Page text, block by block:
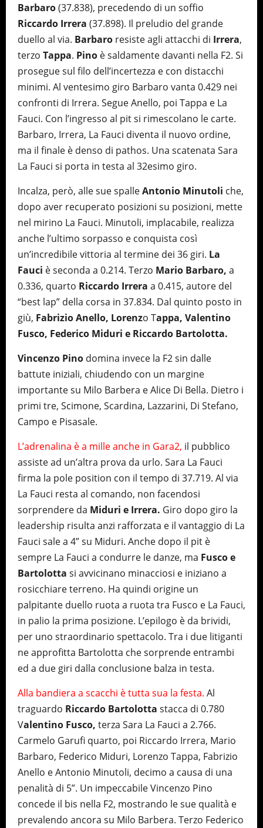
Barbaro(37.838), precedendo di un soffio
Riccardo Irrera (37.898). Il preludio del grande
duello al via. Barbaro resiste agli attacchi di Irrera,
terzo Tappa. Pino è saldamente davanti nella F2. Si
prosegue sul filo dell’incertezza e con distacchi
minimi. Al ventesimo giro Barbaro vanta 0.429 nei
confronti di Irrera. Segue Anello, poi Tappa e La
Fauci. Con l’ingresso al pit si rimescolano le carte.
Barbaro, Irrera, La Fauci diventa il nuovo ordine,
ma il finale è denso di pathos. Una scatenata Sara
La Fauci si porta in testa al 32esimo giro.
Incalza, però, alle sue spalleAntonio Minutoli che,
dopo aver recuperato posizioni su posizioni, mette
nel mirino La Fauci. Minutoli, implacabile, realizza
anche l’ultimo sorpasso e conquista così
un’incredibile vittoria al termine dei 36 giri. La
Fauci è seconda a 0.214. Terzo Mario Barbaro, a
0.336, quarto Riccardo Irrera a 0.415, autore del
“best lap” della corsa in 37.834. Dal quinto posto in
giù, Fabrizio Anello, Lorenzo Tappa, Valentino
Fusco, Federico Miduri e Riccardo Bartolotta.
Vincenzo Pino domina invece la F2 sin dalle
battute iniziali, chiudendo con un margine
importante su Milo Barbera e Alice Di Bella. Dietro i
primi tre, Scimone, Scardina, Lazzarini, Di Stefano,
Campo e Pisasale.
L’adrenalina è a mille anche in Gara2, il pubblico
assiste ad un’altra prova da urlo. Sara La Fauci
firma la pole position con il tempo di 37.719. Al via
La Fauci resta al comando, non facendosi
sorprendere da Miduri e Irrera. Giro dopo giro la
leadership risulta anzi rafforzata e il vantaggio di La
Fauci sale a 4” su Miduri. Anche dopo il pit è
sempre La Fauci a condurre le danze, ma Fusco e
Bartolotta si avvicinano minacciosi e iniziano a
rosicchiare terreno. Ha quindi origine un
palpitante duello ruota a ruota tra Fusco e La Fauci,
in palio la prima posizione. L’epilogo è da brividi,
per uno straordinario spettacolo. Tra i due litiganti
ne approfitta Bartolotta che sorprende entrambi
ed a due giri dalla conclusione balza in testa.
Alla bandiera a scacchi è tutta sua la festa. Al
traguardo Riccardo Bartolotta stacca di 0.780
Valentino Fusco, terza Sara La Fauci a 2.766.
Carmelo Garufi quarto, poi Riccardo Irrera, Mario
Barbaro, Federico Miduri, Lorenzo Tappa, Fabrizio
Anello e Antonio Minutoli, decimo a causa di una
penalità di 5”. Un impeccabile Vincenzo Pino
concede il bis nella F2, mostrando le sue qualità e
prevalendo ancora su Milo Barbera. Terzo Federico